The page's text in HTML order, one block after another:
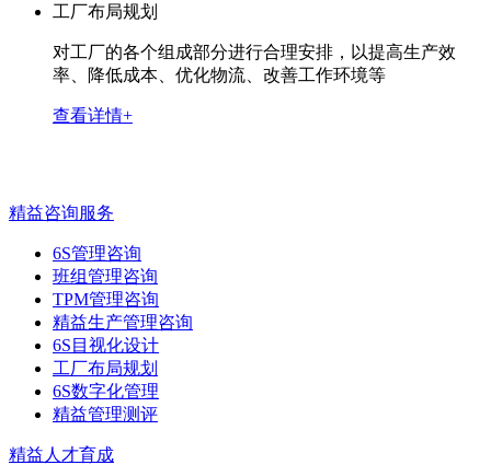
工厂布局规划
对工厂的各个组成部分进行合理安排，以提高生产效
率、降低成本、优化物流、改善工作环境等
查看详情+
精益咨询服务
6S管理咨询
班组管理咨询
TPM管理咨询
精益生产管理咨询
6S目视化设计
工厂布局规划
6S数字化管理
精益管理测评
精益人才育成